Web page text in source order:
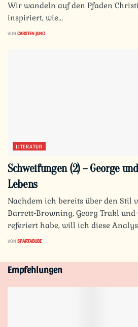
Wir wandeln auf den Pfaden
inspiriert, wie...
VON CARSTEN JUNG
LITERATUR
Schweifungen (2) – George
Lebens
Nachdem ich bereits über den Stil
Barrett-Browning, Georg Trakl und
referiert habe, will ich diese
VON SPARTABUBE
Empfehlungen